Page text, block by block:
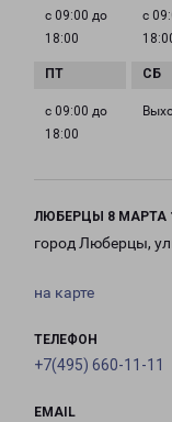
с 09:00 до
18:00
с
с 09:00 до
18:00
ЛЮБЕРЦЫ 8 МАРТА
город Люберцы,
на карте
ТЕЛЕФОН
+7(495) 660-11-11
EMAIL